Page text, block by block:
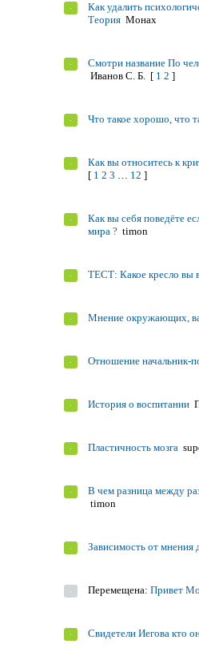
Как удалить
Теория Монах
Смотри название По
Иванов С. Б. [ 1 2 ]
Что такое хорошо, что
Как вы относитесь к
[ 1 2 3 … 12 ]
Как вы себя поведёте
мира ? timon
ТЕСТ: Какое кресло вы
Мнение окружающих,
Отношение начальник-
История о воспитании
Пластичность мозга
В чем разница между
timon
Зависимость от мнения
Перемещена: Привет
Свидетели Иегова кто